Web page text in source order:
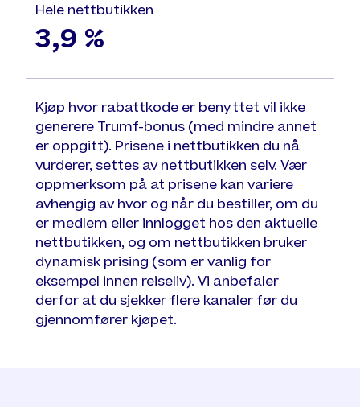
Hele nettbutikken
3,9 %
Kjøp hvor rabattkode er benyttet vil ikke
generere Trumf-bonus (med mindre annet
er oppgitt). Prisene i nettbutikken du nå
vurderer, settes av nettbutikken selv. Vær
oppmerksom på at prisene kan variere
avhengig av hvor og når du bestiller, om du
er medlem eller innlogget hos den aktuelle
nettbutikken, og om nettbutikken bruker
dynamisk prising (som er vanlig for
eksempel innen reiseliv). Vi anbefaler
derfor at du sjekker flere kanaler før du
gjennomfører kjøpet.